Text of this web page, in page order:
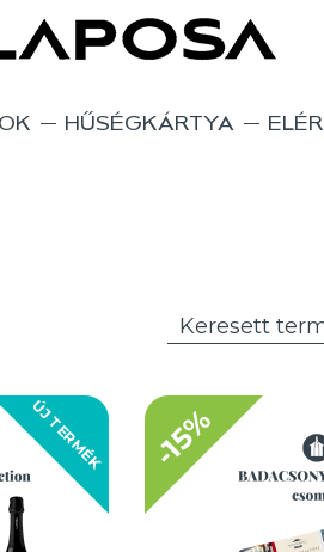
HŰSÉGKÁRTYA
ÚJ TERMÉK -15%